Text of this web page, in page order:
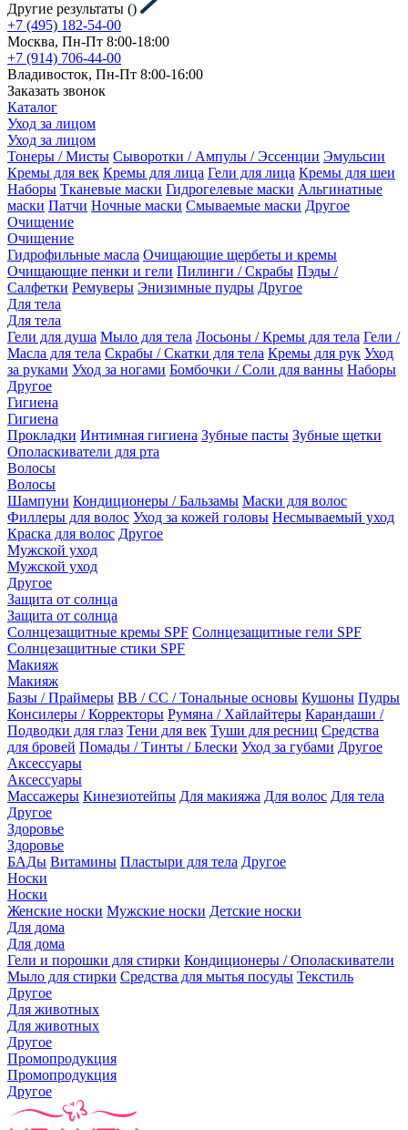
Другие результаты ()
+7 (495) 182-54-00
Москва, Пн-Пт 8:00-18:00
+7 (914) 706-44-00
Владивосток, Пн-Пт 8:00-16:00
Заказать звонок
Каталог
Уход за лицом
Уход за лицом
Тонеры / Мисты Сыворотки / Ампулы / Эссенции Эмульсии
Кремы для век Кремы для лица Гели для лица Кремы для шеи
Наборы Тканевые маски Гидрогелевые маски Альгинатные
маски Патчи Ночные маски Смываемые маски Другое
Очищение
Очищение
Гидрофильные масла Очищающие щербеты и кремы
Очищающие пенки и гели Пилинги / Скрабы Пэды /
Салфетки Ремуверы Энизимные пудры Другое
Для тела
Для тела
Гели для душа Мыло для тела Лосьоны / Кремы для тела Гели /
Масла для тела Скрабы / Скатки для тела Кремы для рук Уход
за руками Уход за ногами Бомбочки / Соли для ванны Наборы
Другое
Гигиена
Гигиена
Прокладки Интимная гигиена Зубные пасты Зубные щетки
Ополаскиватели для рта
Волосы
Волосы
Шампуни Кондиционеры / Бальзамы Маски для волос
Филлеры для волос Уход за кожей головы Несмываемый уход
Краска для волос Другое
Мужской уход
Мужской уход
Другое
Защита от солнца
Защита от солнца
Солнцезащитные кремы SPF Солнцезащитные гели SPF
Солнцезащитные стики SPF
Макияж
Макияж
Базы / Праймеры BB / CC / Тональные основы Кушоны Пудры
Консилеры / Корректоры Румяна / Хайлайтеры Карандаши /
Подводки для глаз Тени для век Туши для ресниц Средства
для бровей Помады / Тинты / Блески Уход за губами Другое
Аксессуары
Аксессуары
Массажеры Кинезиотейпы Для макияжа Для волос Для тела
Другое
Здоровье
Здоровье
БАДы Витамины Пластыри для тела Другое
Носки
Носки
Женские носки Мужские носки Детские носки
Для дома
Для дома
Гели и порошки для стирки Кондиционеры / Ополаскиватели
Мыло для стирки Средства для мытья посуды Текстиль
Другое
Для животных
Для животных
Другое
Промопродукция
Промопродукция
Другое